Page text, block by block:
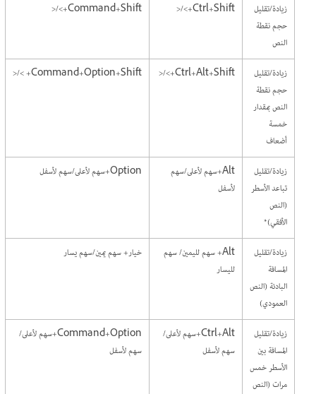
زيادة/تقليل
حجم نقطة
Ctrl+Shift+>/<
Command+Shift+>/<
زيادة/تقليل
حجم نقطة
النص بمقدار
أضعاف
Ctrl+Alt+Shift+>/<
Command+Option+Shift+ >/<
زيادة/تقليل
تباعد الأسطر
الأفقي)*
Alt+سهم لأعلى/سهم
لأسفل
Option+سهم لأعلى/سهم لأسفل
زيادة/تقليل
البادئة (النص
العمودي)
Alt+ سهم لليمين/ سهم
خيار+ سهم يمين/سهم يسار
زيادة/تقليل
المسافة بين
الأسطر خمس
مرات (النص
Ctrl+Alt+سهم لأعلى/
سهم لأسفل
Command+Option+سهم لأعلى/
سهم لأسفل